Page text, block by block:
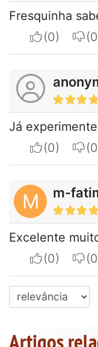
Fresquinha
I
I
Já
I
I
M m-
Excelente
I
I